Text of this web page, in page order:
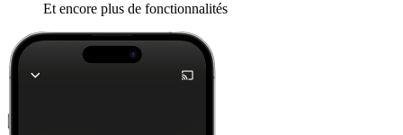
Et encore plus de fonctionnalités